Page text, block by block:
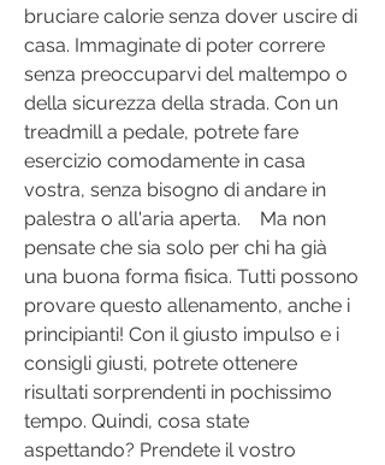
bruciare calorie senza dover uscire di
casa. Immaginate di poter correre
senza preoccuparvi del maltempo o
della sicurezza della strada. Con un
treadmill a pedale, potrete fare
esercizio comodamente in casa
vostra, senza bisogno di andare in
palestra o all'aria aperta.    Ma non
pensate che sia solo per chi ha già
una buona forma fisica. Tutti possono
provare questo allenamento, anche i
principianti! Con il giusto impulso e i
consigli giusti, potrete ottenere
risultati sorprendenti in pochissimo
tempo. Quindi, cosa state
aspettando? Prendete il vostro